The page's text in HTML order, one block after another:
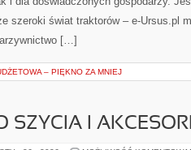
szeroki świat traktorów – e-Ursus.pl
[…]
– PIĘKNO ZA MNIEJ
SZYCIA I